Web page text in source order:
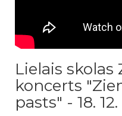
Lielais
koncerts
pasts" - 18.